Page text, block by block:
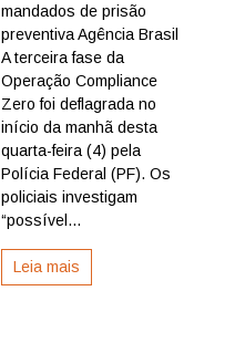
mandados de prisão
preventiva Agência Brasil
A terceira fase da
Operação Compliance
Zero foi deflagrada no
início da manhã desta
quarta-feira (4) pela
Polícia Federal (PF). Os
policiais investigam
“possível...
Leia mais